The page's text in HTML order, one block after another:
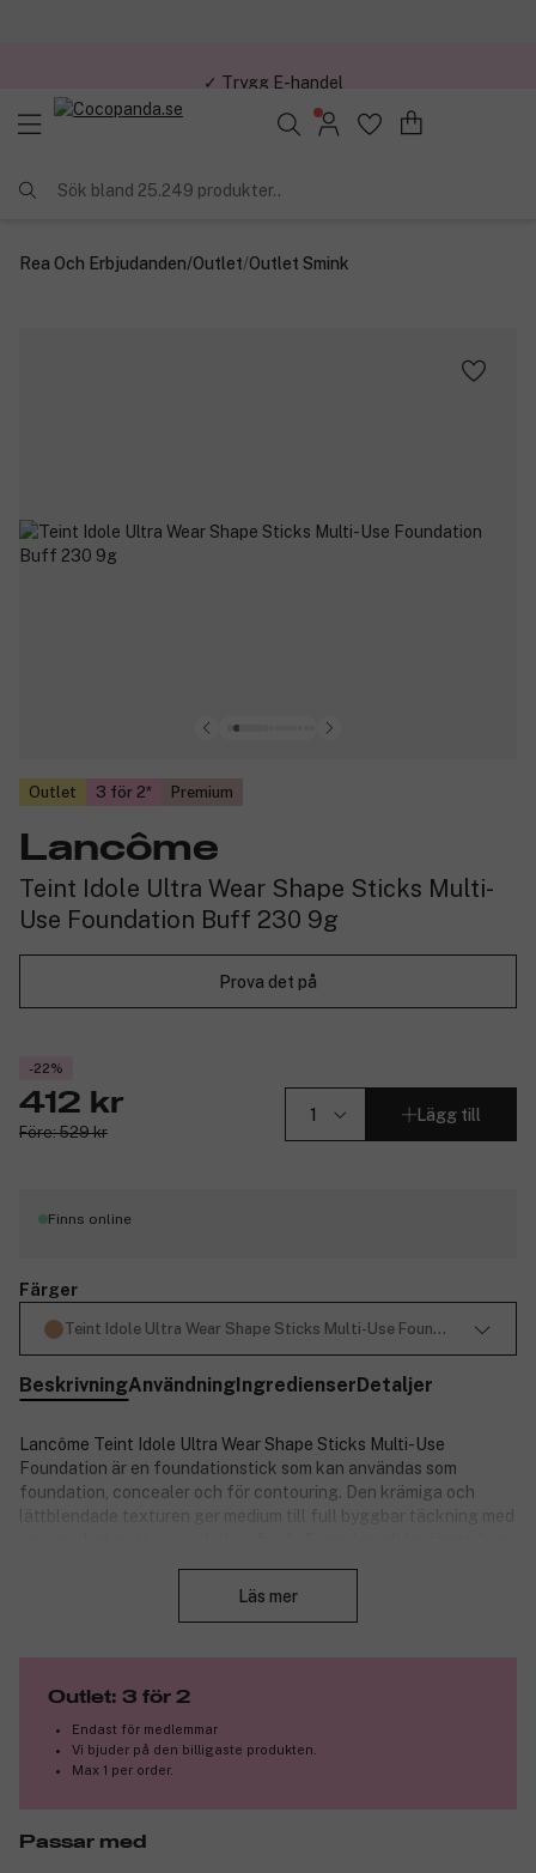
Sök bland 25.249 produkter..
Rea Och Erbjudanden/Outlet/Outlet Smink
Outlet 3 för 2 Premium
Lancôme
Teint Idole Ultra Wear Shape Sticks Multi-
Use Foundation Buff 230 9g
Prova det på
-22%
412 kr
Före: 529 kr
Lägg till
Finns online
Färger
Teint Idole Ultra Wear Shape Sticks Multi-Use Foundation Buff
BeskrivningAnvändning Ingredienser Detaljer
Lancôme Teint Idole Ultra Wear Shape Sticks Multi-Use
Foundation är en foundationstick som kan användas som
foundation, concealer och för contouring. Den krämiga och
lättblendade texturen ger medium till full byggbar täckning med
huden, hjälper till att sudda ut ojämnheter, jämna ut hudtonen
och framhäva ansiktskonturerna. Berikad med skvalan och
är ett långvarigt och professionellt utseende med en lätt och
behaglig känsla.
Produktnummer:3351095
Läs mer
Outlet: 3 för 2
Endast för medlemmar
Vi bjuder på den billigaste produkten.
Max 1 per order.
Passar med